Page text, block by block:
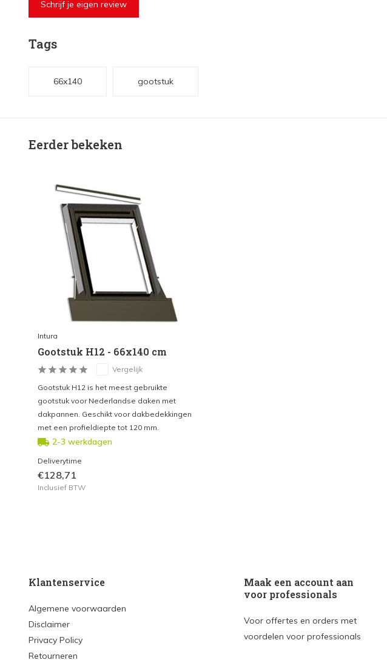
Schrijf je eigen review
Tags
66x140 gootstuk
Eerder bekeken
Intura
Gootstuk H12 - 66x140 cm
Vergelijk
Gootstuk H12 is het meest gebruikte
gootstuk voor Nederlandse daken met
dakpannen. Geschikt voor dakbedekkingen
met een profieldiepte tot 120 mm.
2-3 werkdagen
Deliverytime
€128,71
Inclusief BTW
Klantenservice
Algemene voorwaarden
Disclaimer
Privacy Policy
Retourneren
Maak een account aan
voor professionals
Voor offertes en orders met
voordelen voor professionals